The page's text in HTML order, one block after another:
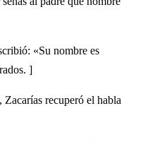
«Su nombre es
]
recuperó el habla